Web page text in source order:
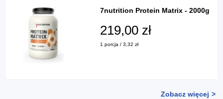
7nutrition Protein Matrix - 2000g
219,00 zł
1 porcja / 3,32 zł
Zobacz więcej